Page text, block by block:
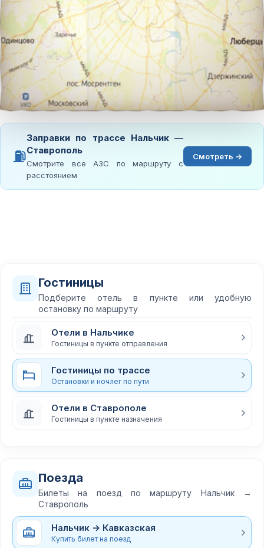
⛽
Заправки по трассе Нальчик —
Ставрополь
Смотрите все АЗС по маршруту с
расстоянием
Смотреть →
Гостиницы
Подберите отель в пункте или удобную
остановку по маршруту
Отели в Нальчике
Гостиницы в пункте отправления
Гостиницы по трассе
Остановки и ночлег по пути
Отели в Ставрополе
Гостиницы в пункте назначения
Поезда
Билеты на поезд по маршруту Нальчик →
Ставрополь
Нальчик → Кавказская
Купить билет на поезд